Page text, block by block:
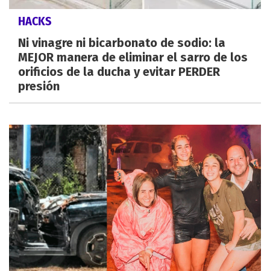
HACKS
Ni vinagre ni bicarbonato de sodio: la
MEJOR manera de eliminar el sarro de los
orificios de la ducha y evitar PERDER
presión